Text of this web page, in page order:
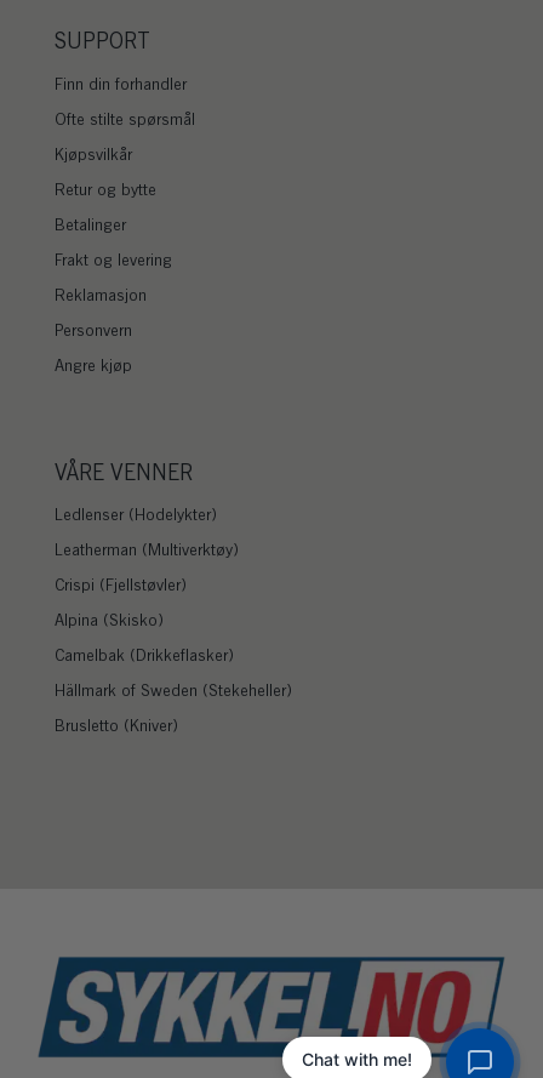
SUPPORT
Finn din forhandler
Ofte stilte spørsmål
Kjøpsvilkår
Retur og bytte
Betalinger
Frakt og levering
Reklamasjon
Personvern
Angre kjøp
VÅRE VENNER
Ledlenser (Hodelykter)
Leatherman (Multiverktøy)
Crispi (Fjellstøvler)
Alpina (Skisko)
Camelbak (Drikkeflasker)
Hällmark of Sweden (Stekeheller)
Brusletto (Kniver)
Chat with me!